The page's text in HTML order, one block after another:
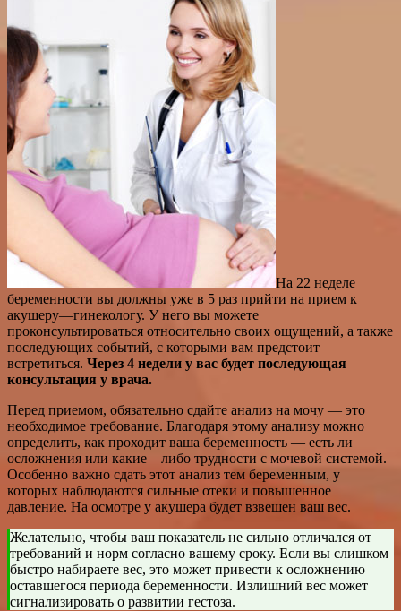
На 22 неделе
беременности вы должны уже в 5 раз прийти на прием к
акушеру—гинекологу. У него вы можете
проконсультироваться относительно своих ощущений, а также
последующих событий, с которыми вам предстоит
встретиться. Через 4 недели у вас будет последующая
консультация у врача.
Перед приемом, обязательно сдайте анализ на мочу — это
необходимое требование. Благодаря этому анализу можно
определить, как проходит ваша беременность — есть ли
осложнения или какие—либо трудности с мочевой системой.
Особенно важно сдать этот анализ тем беременным, у
которых наблюдаются сильные отеки и повышенное
давление. На осмотре у акушера будет взвешен ваш вес.
Желательно, чтобы ваш показатель не сильно отличался от
требований и норм согласно вашему сроку. Если вы слишком
быстро набираете вес, это может привести к осложнению
оставшегося периода беременности. Излишний вес может
сигнализировать о развитии гестоза.